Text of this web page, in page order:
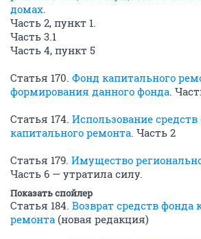
домах.
Часть 2, пункт 1.
Часть 3.1
Часть 4, пункт 5
Статья 170. Фонд капитального
формирования данного фонда.
Статья 174. Использование
капитального ремонта. Часть 2
Статья 179. Имущество
Часть 6 — утратила силу.
Показать спойлер
Статья 184. Возврат средств фонда
ремонта (новая редакция)